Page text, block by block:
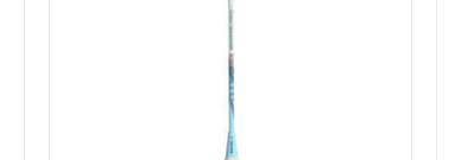
TOEVOEGEN AAN WINKELWAGEN
DETAILS